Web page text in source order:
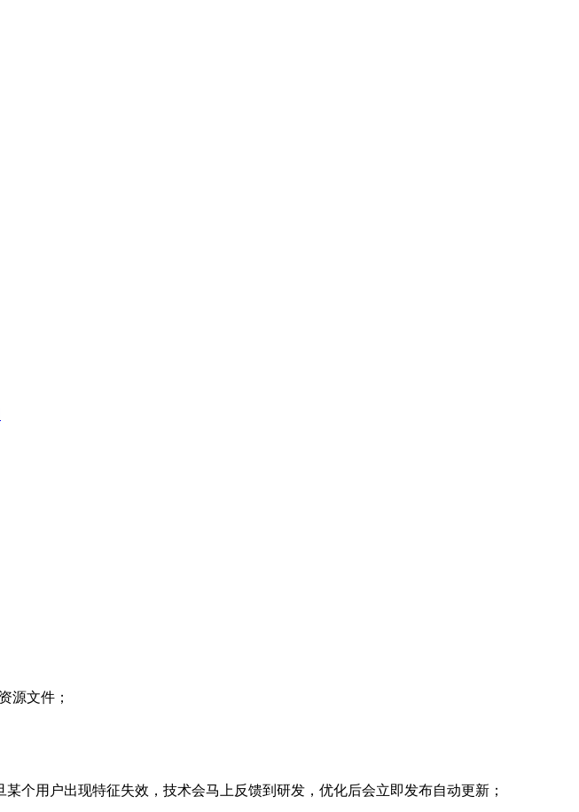
源文件；
个用户出现特征失效，技术会马上反馈到研发，优化后会立即发布自动更新；